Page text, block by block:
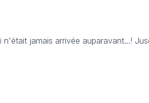
jamais arrivée auparavant...!